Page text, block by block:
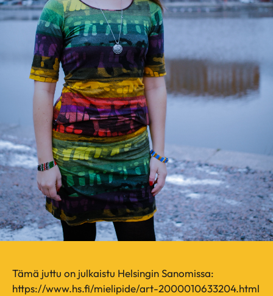
Tämä juttu on julkaistu Helsingin Sanomissa:
https://www.hs.fi/mielipide/art-2000010633204.html